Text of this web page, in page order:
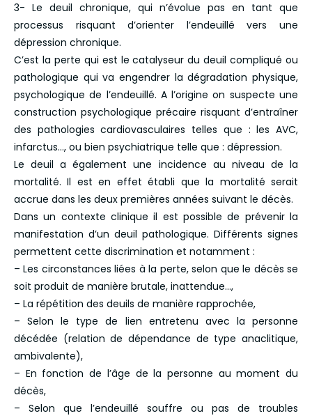
3- Le deuil chronique, qui n’évolue pas en tant que
processus risquant d’orienter l’endeuillé vers une
dépression chronique.
C’est la perte qui est le catalyseur du deuil compliqué ou
pathologique qui va engendrer la dégradation physique,
psychologique de l’endeuillé. A l’origine on suspecte une
construction psychologique précaire risquant d’entraîner
des pathologies cardiovasculaires telles que : les AVC,
infarctus…, ou bien psychiatrique telle que : dépression.
Le deuil a également une incidence au niveau de la
mortalité. Il est en effet établi que la mortalité serait
accrue dans les deux premières années suivant le décès.
Dans un contexte clinique il est possible de prévenir la
manifestation d’un deuil pathologique. Différents signes
permettent cette discrimination et notamment :
– Les circonstances liées à la perte, selon que le décès se
soit produit de manière brutale, inattendue…,
– La répétition des deuils de manière rapprochée,
– Selon le type de lien entretenu avec la personne
décédée (relation de dépendance de type anaclitique,
ambivalente),
– En fonction de l’âge de la personne au moment du
décès,
– Selon que l’endeuillé souffre ou pas de troubles